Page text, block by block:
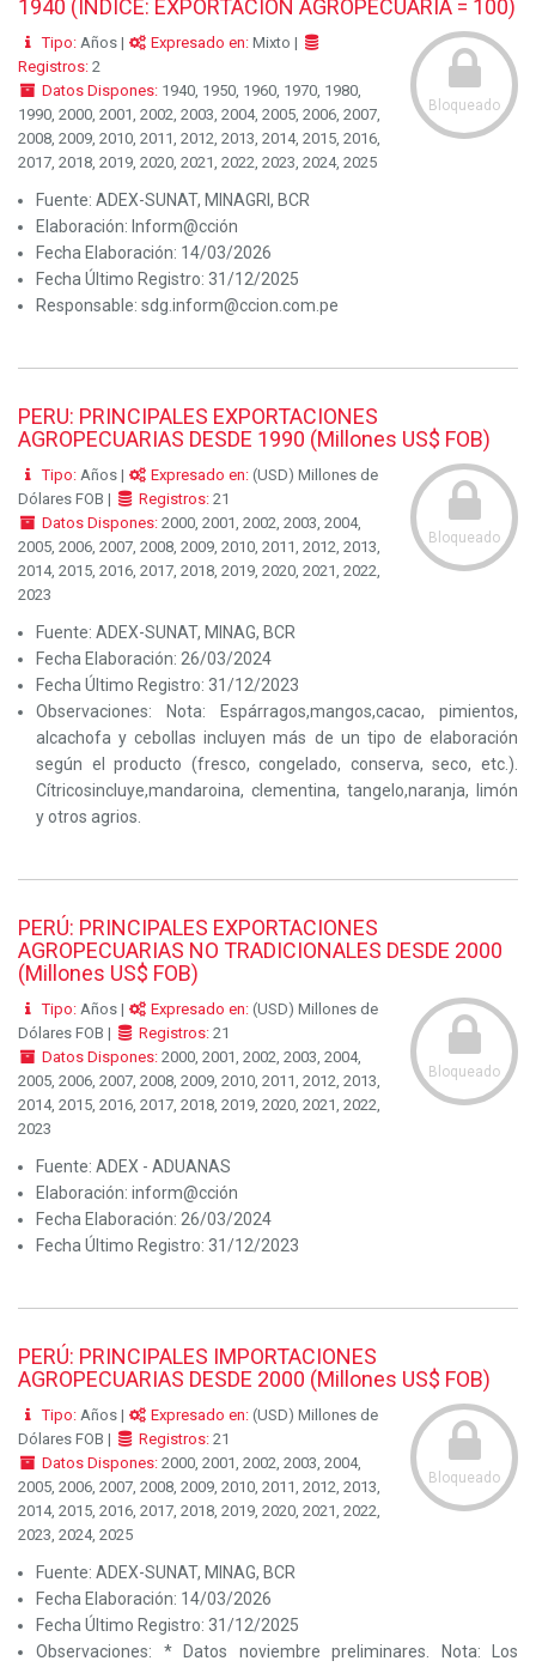
1940 (INDICE: EXPORTACION AGROPECUARIA = 100)
Bloqueado
Tipo:Años | Expresado en: Mixto |
Registros: 2
Datos Dispones:1940, 1950, 1960, 1970, 1980,
1990, 2000, 2001, 2002, 2003, 2004, 2005, 2006, 2007,
2008, 2009, 2010, 2011, 2012, 2013, 2014, 2015, 2016,
2017, 2018, 2019, 2020, 2021, 2022, 2023, 2024, 2025
Fuente: ADEX-SUNAT, MINAGRI, BCR
Elaboración: Inform@cción
Fecha Elaboración: 14/03/2026
Fecha Último Registro: 31/12/2025
Responsable: sdg.inform@ccion.com.pe
PERU: PRINCIPALES EXPORTACIONES
AGROPECUARIAS DESDE 1990 (Millones US$ FOB)
Bloqueado
Tipo:Años | Expresado en: (USD) Millones de
Dólares FOB |
Registros:21
Datos Dispones:2000, 2001, 2002, 2003, 2004,
2005, 2006, 2007, 2008, 2009, 2010, 2011, 2012, 2013,
2014, 2015, 2016, 2017, 2018, 2019, 2020, 2021, 2022,
2023
Fuente: ADEX-SUNAT, MINAG, BCR
Fecha Elaboración: 26/03/2024
Fecha Último Registro: 31/12/2023
Observaciones: Nota: Espárragos,mangos,cacao, pimientos,
alcachofa y cebollas incluyen más de un tipo de elaboración
según el producto (fresco, congelado, conserva, seco, etc.).
Cítricosincluye,mandaroina, clementina, tangelo,naranja, limón
y otros agrios.
PERÚ: PRINCIPALES EXPORTACIONES
AGROPECUARIAS NO TRADICIONALES DESDE 2000
(Millones US$ FOB)
Bloqueado
Tipo:Años | Expresado en: (USD) Millones de
Dólares FOB |
Registros:21
Datos Dispones:2000, 2001, 2002, 2003, 2004,
2005, 2006, 2007, 2008, 2009, 2010, 2011, 2012, 2013,
2014, 2015, 2016, 2017, 2018, 2019, 2020, 2021, 2022,
2023
Fuente: ADEX - ADUANAS
Elaboración: inform@cción
Fecha Elaboración: 26/03/2024
Fecha Último Registro: 31/12/2023
PERÚ: PRINCIPALES IMPORTACIONES
AGROPECUARIAS DESDE 2000 (Millones US$ FOB)
Bloqueado
Tipo:Años | Expresado en: (USD) Millones de
Dólares FOB |
Registros:21
Datos Dispones:2000, 2001, 2002, 2003, 2004,
2005, 2006, 2007, 2008, 2009, 2010, 2011, 2012, 2013,
2014, 2015, 2016, 2017, 2018, 2019, 2020, 2021, 2022,
2023, 2024, 2025
Fuente: ADEX-SUNAT, MINAG, BCR
Fecha Elaboración: 14/03/2026
Fecha Último Registro: 31/12/2025
Observaciones: * Datos noviembre preliminares. Nota: Los